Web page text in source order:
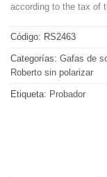
according to the tax of
Código: RS2463
Categorías: Gafas de
Roberto sin polarizar
Etiqueta: Probador